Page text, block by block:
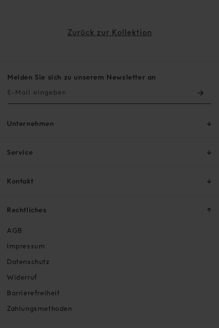
Zurück zur Kollektion
Unternehmen
Service
Kontakt
Rechtliches
AGB
Impressum
Datenschutz
Widerruf
Barrierefreiheit
Zahlungsmethoden
Melden Sie sich zu unserem Newsletter an
E-Mail eingeben